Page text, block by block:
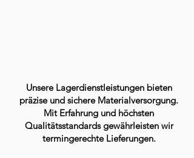
Unsere Lagerdienstleistungen bieten
präzise und sichere Materialversorgung.
Mit Erfahrung und höchsten
Qualitätsstandards gewährleisten wir
termingerechte Lieferungen.